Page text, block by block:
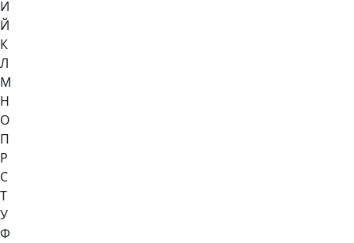
И
Й
К
Л
М
Н
О
П
Р
С
Т
У
Ф